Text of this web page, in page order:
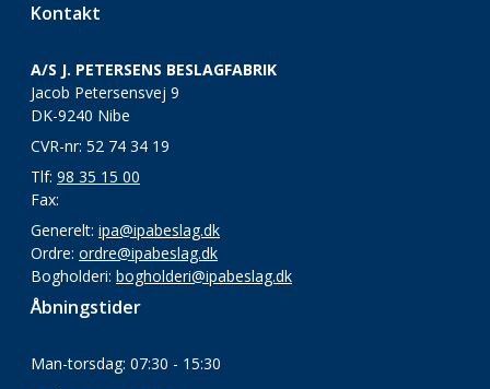
Kontakt
A/S J. PETERSENS BESLAGFABRIK
Jacob Petersensvej 9
DK-9240 Nibe
CVR-nr: 52 74 34 19
Tlf: 98 35 15 00
Fax:
Generelt: ipa@ipabeslag.dk
Ordre: ordre@ipabeslag.dk
Bogholderi: bogholderi@ipabeslag.dk
Åbningstider
Man-torsdag: 07:30 - 15:30